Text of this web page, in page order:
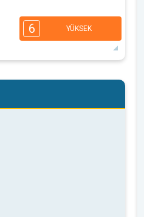
4
16:00
3
35°maks
6 YÜKSEK
3
2